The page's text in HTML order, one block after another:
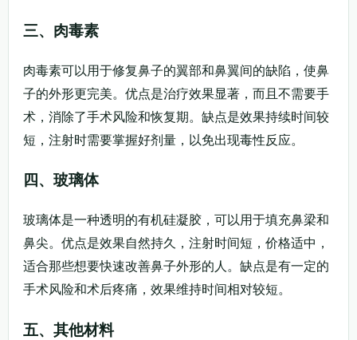
三、肉毒素
肉毒素可以用于修复鼻子的翼部和鼻翼间的缺陷，使鼻
子的外形更完美。优点是治疗效果显著，而且不需要手
术，消除了手术风险和恢复期。缺点是效果持续时间较
短，注射时需要掌握好剂量，以免出现毒性反应。
四、玻璃体
玻璃体是一种透明的有机硅凝胶，可以用于填充鼻梁和
鼻尖。优点是效果自然持久，注射时间短，价格适中，
适合那些想要快速改善鼻子外形的人。缺点是有一定的
手术风险和术后疼痛，效果维持时间相对较短。
五、其他材料